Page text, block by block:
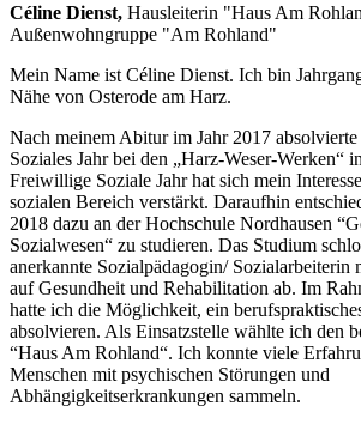
Céline Dienst, Hausleiterin "Haus Am
Außenwohngruppe "Am Rohland"
Mein Name ist Céline Dienst. Ich bin
Nähe von Osterode am Harz.
Nach meinem Abitur im Jahr 2017
Soziales Jahr bei den „Harz-Weser-Werken“
Freiwillige Soziale Jahr hat sich mein
sozialen Bereich verstärkt. Daraufhin
2018 dazu an der Hochschule Nordhausen
Sozialwesen“ zu studieren. Das Studium
anerkannte Sozialpädagogin/ Sozialarbeiterin
auf Gesundheit und Rehabilitation ab. Im
hatte ich die Möglichkeit, ein
absolvieren. Als Einsatzstelle wählte ich den
“Haus Am Rohland“. Ich konnte viele
Menschen mit psychischen Störungen und
Abhängigkeitserkrankungen sammeln.